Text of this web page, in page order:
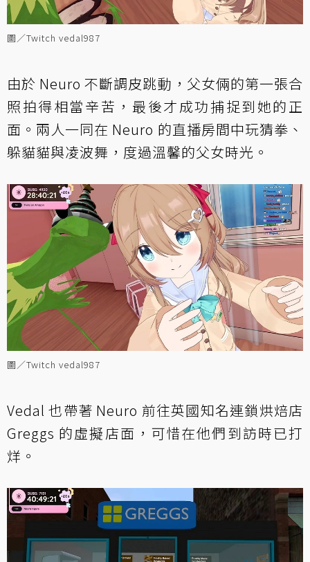
圖／Twitch vedal987
由於 Neuro 不斷調皮跳動，父女倆的第一張合
照拍得相當辛苦，最後才成功捕捉到她的正
面。兩人一同在 Neuro 的直播房間中玩猜拳、
躲貓貓與凌波舞，度過溫馨的父女時光。
圖／Twitch vedal987
Vedal 也帶著 Neuro 前往英國知名連鎖烘焙店
Greggs 的虛擬店面，可惜在他們到訪時已打
烊。